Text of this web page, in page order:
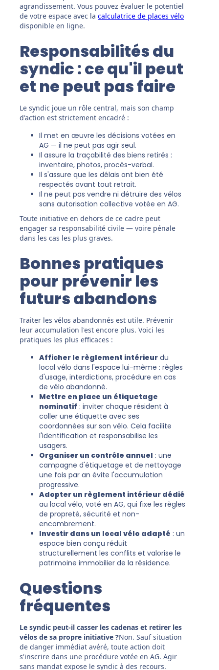
agrandissement. Vous pouvez évaluer le potentiel
de votre espace avec la calculatrice de places vélo
disponible en ligne.
Responsabilités du
syndic : ce qu'il peut
et ne peut pas faire
Le syndic joue un rôle central, mais son champ
d'action est strictement encadré :
Il met en œuvre les décisions votées en
AG — il ne peut pas agir seul.
Il assure la traçabilité des biens retirés :
inventaire, photos, procès-verbal.
Il s'assure que les délais ont bien été
respectés avant tout retrait.
Il ne peut pas vendre ni détruire des vélos
sans autorisation collective votée en AG.
Toute initiative en dehors de ce cadre peut
engager sa responsabilité civile — voire pénale
dans les cas les plus graves.
Bonnes pratiques
pour prévenir les
futurs abandons
Traiter les vélos abandonnés est utile. Prévenir
leur accumulation l'est encore plus. Voici les
pratiques les plus efficaces :
Afficher le règlement intérieur du
local vélo dans l'espace lui-même : règles
d'usage, interdictions, procédure en cas
de vélo abandonné.
Mettre en place un étiquetage
nominatif : inviter chaque résident à
coller une étiquette avec ses
coordonnées sur son vélo. Cela facilite
l'identification et responsabilise les
usagers.
Organiser un contrôle annuel : une
campagne d'étiquetage et de nettoyage
une fois par an évite l'accumulation
progressive.
Adopter un règlement intérieur dédié
au local vélo, voté en AG, qui fixe les règles
de propreté, sécurité et non-
encombrement.
Investir dans un local vélo adapté : un
espace bien conçu réduit
structurellement les conflits et valorise le
patrimoine immobilier de la résidence.
Questions
fréquentes
Le syndic peut-il casser les cadenas et retirer les
vélos de sa propre initiative ?Non. Sauf situation
de danger immédiat avéré, toute action doit
s'inscrire dans une procédure votée en AG. Agir
sans mandat expose le syndic à des recours.